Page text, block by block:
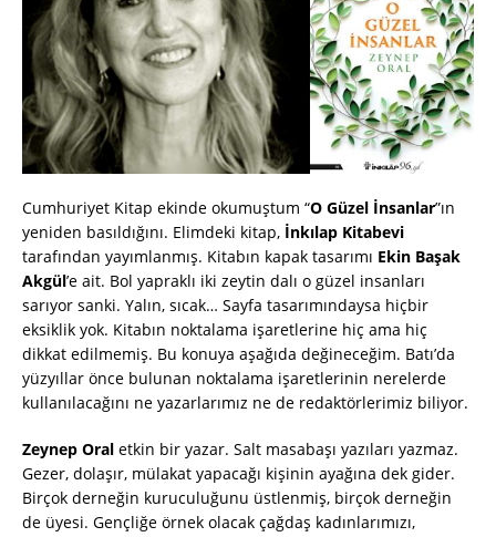
Cumhuriyet Kitap ekinde okumuştum “O Güzel İnsanlar”ın
yeniden basıldığını. Elimdeki kitap, İnkılap Kitabevi
tarafından yayımlanmış. Kitabın kapak tasarımı Ekin Başak
Akgül’e ait. Bol yapraklı iki zeytin dalı o güzel insanları
sarıyor sanki. Yalın, sıcak… Sayfa tasarımındaysa hiçbir
eksiklik yok. Kitabın noktalama işaretlerine hiç ama hiç
dikkat edilmemiş. Bu konuya aşağıda değineceğim. Batı’da
yüzyıllar önce bulunan noktalama işaretlerinin nerelerde
kullanılacağını ne yazarlarımız ne de redaktörlerimiz biliyor.
Zeynep Oral etkin bir yazar. Salt masabaşı yazıları yazmaz.
Gezer, dolaşır, mülakat yapacağı kişinin ayağına dek gider.
Birçok derneğin kuruculuğunu üstlenmiş, birçok derneğin
de üyesi. Gençliğe örnek olacak çağdaş kadınlarımızı,